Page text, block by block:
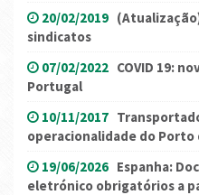
20/02/2019
sindicatos
07/02/2022 COVID 19:
Portugal
10/11/2017
operacionalidade do Porto
19/06/2026 Espanha:
eletrónico obrigatórios a